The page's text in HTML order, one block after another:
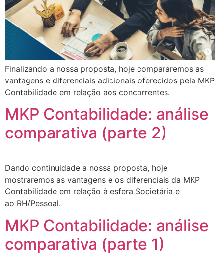
Finalizando a nossa proposta, hoje compararemos as
vantagens e diferenciais adicionais oferecidos pela MKP
Contabilidade em relação aos concorrentes.
MKP Contabilidade: análise
comparativa (parte 2)
Dando continuidade a nossa proposta, hoje
mostraremos as vantagens e os diferenciais da MKP
Contabilidade em relação à esfera Societária e
ao RH/Pessoal.
MKP Contabilidade: análise
comparativa (parte 1)